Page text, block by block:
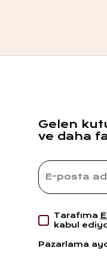
Gelen
ve daha
Tarafıma
kabul
Pazarlama